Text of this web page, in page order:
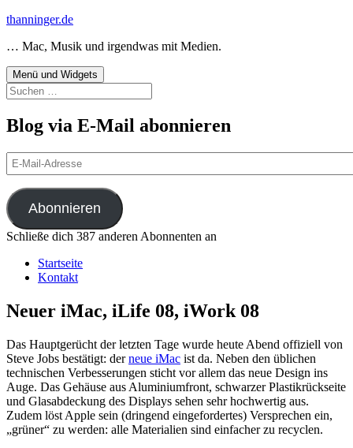
Zum
springen
thanninger.de
… Mac, Musik und irgendwas mit Medien.
Menü und Widgets
Suchen
nach:
Blog via E-Mail abonnieren
E-
Mail-
Adresse
Abonnieren
Schließe dich 387 anderen Abonnenten an
Startseite
Kontakt
Neuer iMac, iLife 08, iWork 08
Das Hauptgerücht der letzten Tage wurde heute Abend offiziell von
Steve Jobs bestätigt: derneue iMac ist da. Neben den üblichen
technischen Verbesserungen sticht vor allem das neue Design ins
Auge. Das Gehäuse aus Aluminiumfront, schwarzer Plastikrückseite
und Glasabdeckung des Displays sehen sehr hochwertig aus.
Zudem löst Apple sein (dringend eingefordertes) Versprechen ein,
„grüner“ zu werden: alle Materialien sind einfacher zu recyclen.